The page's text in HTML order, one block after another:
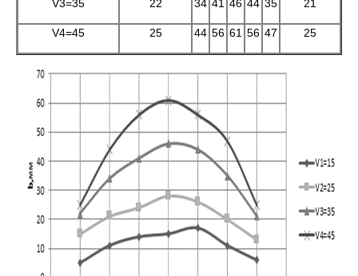
V3=35 22 34 41 46 44 35 21
V4=45 25 44 56 61 56 47 25